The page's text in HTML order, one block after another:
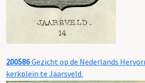
200586Gezicht op de Nederlands
kerkplein te Jaarsveld.